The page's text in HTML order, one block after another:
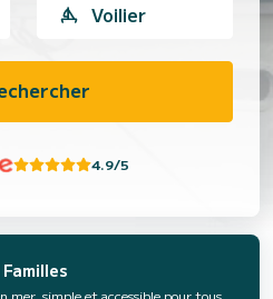
Voilier
4.9/5
mer, simple et accessible pour tous